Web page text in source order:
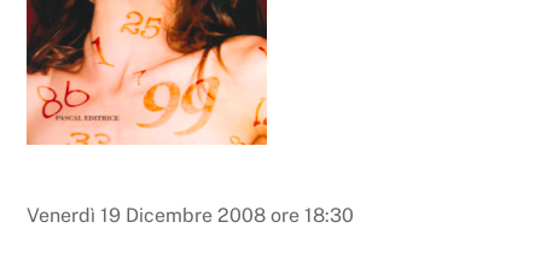
Venerdì 19 Dicembre 2008 ore 18:30